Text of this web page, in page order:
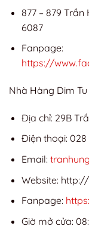
877 – 879 Trần
6087
Fanpage:
https://
Nhà Hàng Dim Tu
Địa chỉ: 29B
Điện thoại: 028
Email:
Website:
Fanpage:
Giờ mở cửa: